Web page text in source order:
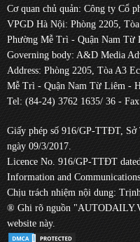
Cơ quan chủ quản: Công ty Cổ
VPGD Hà Nội: Phòng 2205,
Phường Mễ Trì - Quận Nam Từ
Governing body: A&D Media
Address: Phòng 2205, Tòa A3
Mễ Trì - Quận Nam Từ Liêm -
Tel: (84-24) 3762 1635/ 36 -
Giấy phép số 916/GP-TTĐT,
ngày 09/3/2017.
Licence No. 916/GP-TTĐT
Information and
Chịu trách nhiệm nội dung:
® Ghi rõ nguồn
website này.